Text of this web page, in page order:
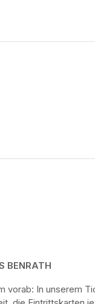
BENRATH
vorab: In unserem